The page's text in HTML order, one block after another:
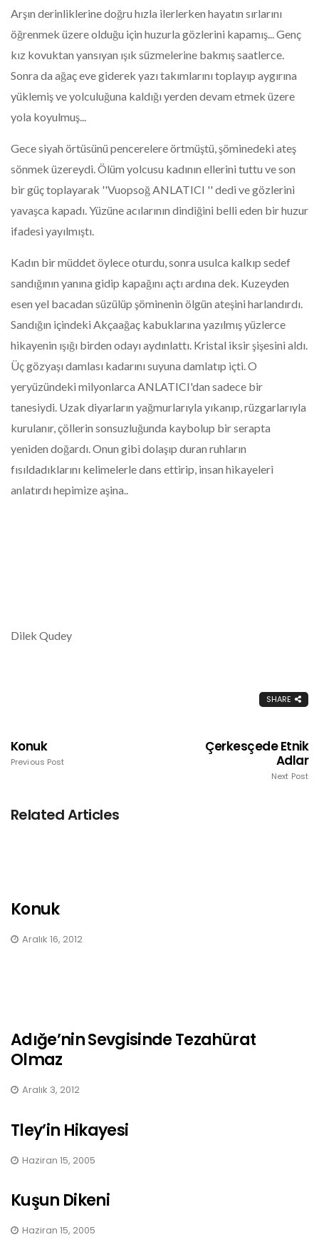
Arşın derinliklerine doğru hızla ilerlerken hayatın sırlarını
öğrenmek üzere olduğu için huzurla gözlerini kapamış... Genç
kız kovuktan yansıyan ışık süzmelerine bakmış saatlerce.
Sonra da ağaç eve giderek yazı takımlarını toplayıp aygırına
yüklemiş ve yolculuğuna kaldığı yerden devam etmek üzere
yola koyulmuş...
Gece siyah örtüsünü pencerelere örtmüştü, şöminedeki ateş
sönmek üzereydi. Ölüm yolcusu kadının ellerini tuttu ve son
bir güç toplayarak ''Vuopsoğ ANLATICI '' dedi ve gözlerini
yavaşca kapadı. Yüzüne acılarının dindiğini belli eden bir huzur
ifadesi yayılmıştı.
Kadın bir müddet öylece oturdu, sonra usulca kalkıp sedef
sandığının yanına gidip kapağını açtı ardına dek. Kuzeyden
esen yel bacadan süzülüp şöminenin ölgün ateşini harlandırdı.
Sandığın içindeki Akçaağaç kabuklarına yazılmış yüzlerce
hikayenin ışığı birden odayı aydınlattı. Kristal iksir şişesini aldı.
Üç gözyaşı damlası kadarını suyuna damlatıp içti. O
yeryüzündeki milyonlarca ANLATICI'dan sadece bir
tanesiydi. Uzak diyarların yağmurlarıyla yıkanıp, rüzgarlarıyla
kurulanır, çöllerin sonsuzluğunda kaybolup bir serapta
yeniden doğardı. Onun gibi dolaşıp duran ruhların
fısıldadıklarını kelimelerle dans ettirip, insan hikayeleri
anlatırdı hepimize aşina..
Dilek Qudey
SHARE
Konuk
Previous Post
Çerkesçede Etnik
Adlar
Next Post
Related Articles
Konuk
Aralık 16, 2012
Adığe’nin Sevgisinde Tezahürat
Olmaz
Aralık 3, 2012
Tley’in Hikayesi
Haziran 15, 2005
Kuşun Dikeni
Haziran 15, 2005